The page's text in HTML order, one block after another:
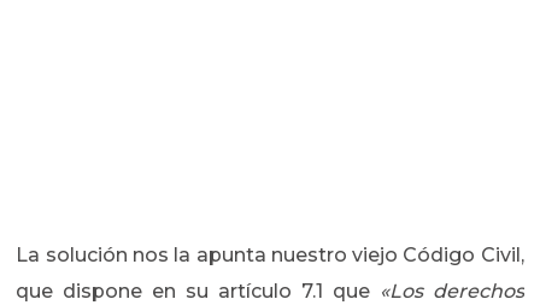
La solución nos la apunta nuestro viejo Código Civil,
que dispone en su artículo 7.1 que «Los derechos